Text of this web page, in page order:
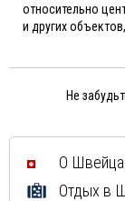
относительно
и других
Не
О
Отдых в